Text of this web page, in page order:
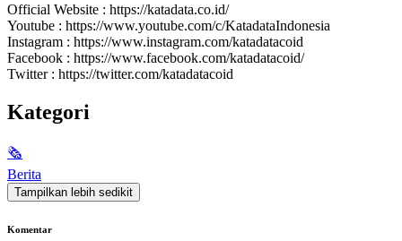
Official Website : https://katadata.co.id/
Youtube : https://www.youtube.com/c/KatadataIndonesia
Instagram : https://www.instagram.com/katadatacoid
Facebook : https://www.facebook.com/katadatacoid/
Twitter : https://twitter.com/katadatacoid
Kategori
🗞
Berita
Tampilkan lebih sedikit
Komentar